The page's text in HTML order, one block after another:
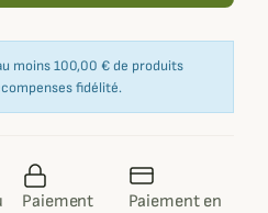
moins 100,00 € de produits
fidélité.
Paiement
Paiement en